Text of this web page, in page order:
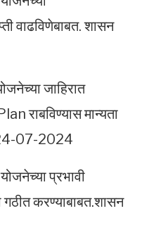
वाढविणेबाबत. शासन
जाहिरात
राबविण्यास मान्यता
24-07-2024
प्रभावी
गठीत करण्याबाबत.शासन